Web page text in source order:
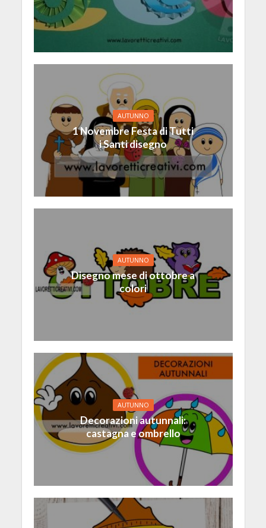
AUTUNNO
1 Novembre Festa di Tutti
i Santi disegno
AUTUNNO
Disegno mese di ottobre a
colori
AUTUNNO
Decorazioni autunnali:
castagna e ombrello